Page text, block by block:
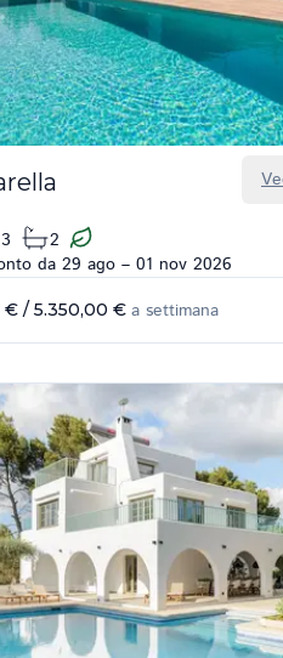
3
2
da 29 ago – 01 nov 2026
€ / 5.350,00 € a settimana